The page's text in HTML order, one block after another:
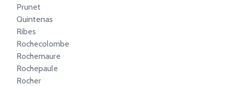
Prunet
Quintenas
Ribes
Rochecolombe
Rochemaure
Rochepaule
Rocher